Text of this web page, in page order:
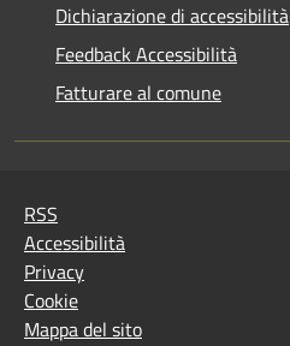
Dichiarazione di accessibilità
Feedback Accessibilità
Fatturare al comune
RSS
Accessibilità
Privacy
Cookie
Mappa del sito